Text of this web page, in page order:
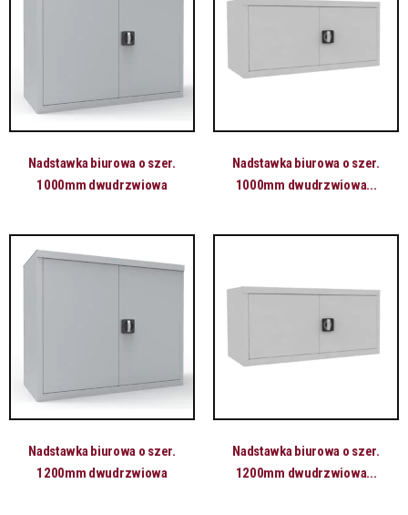
Nadstawka biurowa o szer.
1000mm dwudrzwiowa
Nadstawka biurowa o szer.
1000mm dwudrzwiowa...
Nadstawka biurowa o szer.
1200mm dwudrzwiowa
Nadstawka biurowa o szer.
1200mm dwudrzwiowa...